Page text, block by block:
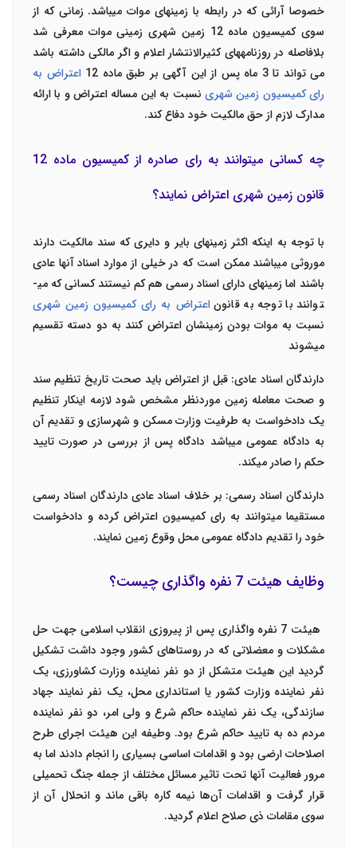
خصوصا آرائی که در رابطه با زمین­های موات­ می­باشد. زمانی که از
سوی کمیسیون ماده 12 زمین شهری زمینی موات معرفی شد
بلافاصله در روزنامه­های کثیرالانتشار اعلام و اگر مالکی داشته باشد
می تواند تا 3 ماه پس از این آگهی بر طبق ماده 12
اعتراض به
رای کمیسیون زمین شهری نسبت به این مساله اعتراض و با ارائه
مدارک لازم از حق مالکیت خود دفاع کند.
چه کسانی می­توانند به رای صادره از کمیسیون ماده 12
قانون زمین شهری اعتراض نمایند؟
با توجه به اینکه اکثر زمین­های بایر و دایری که سند مالکیت دارند
موروثی می­باشند ممکن است که در خیلی از موارد اسناد آن­ها عادی
باشند اما زمین­های دارای اسناد رسمی هم کم نیستند کسانی که می­
توانند با توجه به قانوناعتراض به رای کمیسیون زمین شهری
نسبت به موات بودن زمینشان اعتراض کنند به دو دسته تقسیم
می­شوند
دارندگان اسناد عادی: قبل از اعتراض باید صحت تاریخ تنظیم سند
و صحت معامله زمین موردنظر مشخص شود لازمه اینکار تنظیم
یک دادخواست به طرفیت وزارت مسکن و شهرسازی و تقدیم آن
به دادگاه عمومی می­باشد دادگاه پس از بررسی در صورت تایید
حکم را صادر می­کند.
دارندگان اسناد رسمی: بر خلاف اسناد عادی دارندگان اسناد رسمی
مستقیما می­توانند به رای کمیسیون اعتراض کرده و دادخواست
خود را تقدیم دادگاه عمومی محل وقوع زمین نمایند.
وظایف هیئت 7 نفره واگذاری چیست؟
هیئت 7 نفره واگذاری پس از پیروزی انقلاب اسلامی جهت حل
مشکلات و معضلاتی که در روستاهای کشور وجود داشت تشکیل
گردید این هیئت متشکل از دو نفر نماینده وزارت کشاورزی، یک
نفر نماینده وزارت کشور یا استانداری محل، یک نفر نمایند جهاد
سازندگی، یک نفر نماینده حاکم شرع و ولی امر، دو نفر نماینده
مردم ده به تایید حاکم شرع بود. وطیفه این هیئت اجرای طرح
اصلاحات ارضی بود و اقدامات اساسی بسیاری را انجام دادند اما به
مرور فعالیت آن­ها تحت تاثیر مسائل مختلف از جمله جنگ تحمیلی
قرار گرفت و اقدامات آن‌ها نیمه کاره باقی ماند و انحلال آن از
سوی مقامات ذی صلاح اعلام گردید.